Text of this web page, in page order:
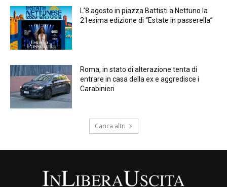
L’8 agosto in piazza Battisti a Nettuno la
21esima edizione di “Estate in passerella”
Roma, in stato di alterazione tenta di
entrare in casa della ex e aggredisce i
Carabinieri
Carica altri